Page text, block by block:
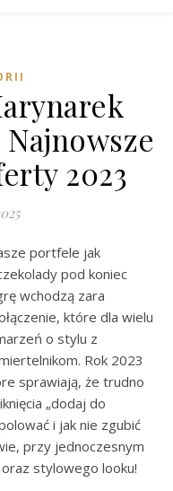
2023
portfele jak
pod koniec
wchodzą zara
które dla wielu
o stylu z
Rok 2023
sprawiają, że trudno
„dodaj do
i jak nie zgubić
przy jednoczesnym
stylowego looku!